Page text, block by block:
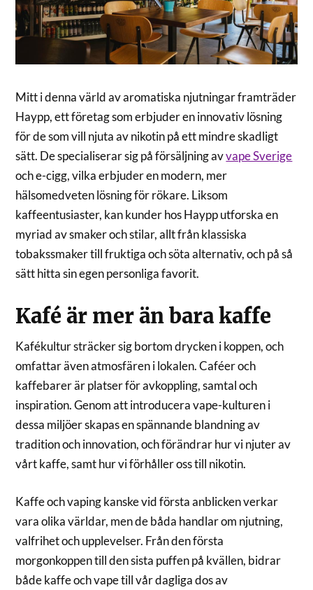
Mitt i denna värld av aromatiska njutningar framträder
Haypp, ett företag som erbjuder en innovativ lösning
för de som vill njuta av nikotin på ett mindre skadligt
sätt. De specialiserar sig på försäljning avvape Sverige
och e-cigg, vilka erbjuder en modern, mer
hälsomedveten lösning för rökare. Liksom
kaffeentusiaster, kan kunder hos Haypp utforska en
myriad av smaker och stilar, allt från klassiska
tobakssmaker till fruktiga och söta alternativ, och på så
sätt hitta sin egen personliga favorit.
Kafé är mer än bara kaffe
Kafékultur sträcker sig bortom drycken i koppen, och
omfattar även atmosfären i lokalen. Caféer och
kaffebarer är platser för avkoppling, samtal och
inspiration. Genom att introducera vape-kulturen i
dessa miljöer skapas en spännande blandning av
tradition och innovation, och förändrar hur vi njuter av
vårt kaffe, samt hur vi förhåller oss till nikotin.
Kaffe och vaping kanske vid första anblicken verkar
vara olika världar, men de båda handlar om njutning,
valfrihet och upplevelser. Från den första
morgonkoppen till den sista puffen på kvällen, bidrar
både kaffe och vape till vår dagliga dos av